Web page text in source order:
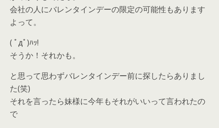
会社の人にバレンタインデーの限定の可能性もあります
よって。
( ﾟдﾟ)ﾊｯ!
そうか！それかも。
と思って思わずバレンタインデー前に探したらありまし
た(笑)
それを言ったら妹様に今年もそれがいいって言われたの
で